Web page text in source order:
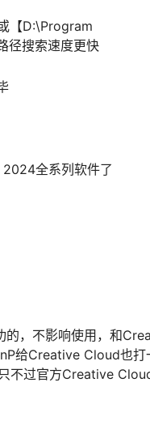
【D:\Program
径搜索速度更快
全系列软件了
的，不影响使用，和
给Creative Cloud也打
不过官方Creative